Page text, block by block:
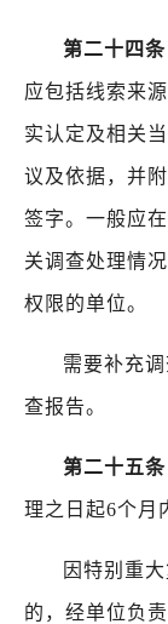
第二十四条
应包括线索来
实认定及相关
议及依据，并
签字。一般应
关调查处理情
权限的单位。
需要补充
查报告。
第二十五条
理之日起6个月
因特别重
的，经单位负